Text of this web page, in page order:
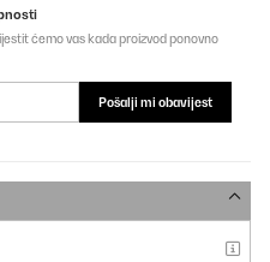
ćemo vas kada proizvod ponovno
Pošalji mi obavijest